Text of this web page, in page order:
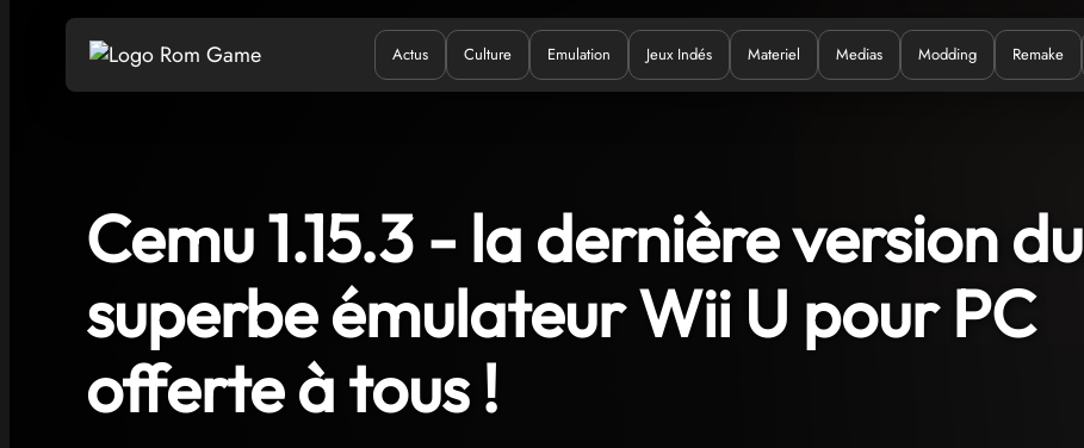
Où ? Quoi ?
Actus Culture Emulation Jeux Indés Materiel Medias Modding Remake
Cemu 1.15.3 - la dernière version du
superbe émulateur Wii U pour PC
offerte à tous !